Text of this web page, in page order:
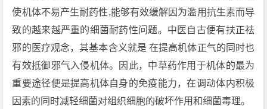
使机体不易产生耐药性,能够有效缓解因为滥用抗生素而导
致的越来越严重的细菌耐药性问题。中医自古便有扶正祛
邪的医疗观念，其基本含义就是 在提高机体正气的同时也
有效抵御邪气入侵机体。因此，中草药作用于机体的最为
重要途径便是提高机体自身的免疫能力，在调动体内积极
因素的同时减轻细菌对组织细胞的破坏作用和细菌毒理。